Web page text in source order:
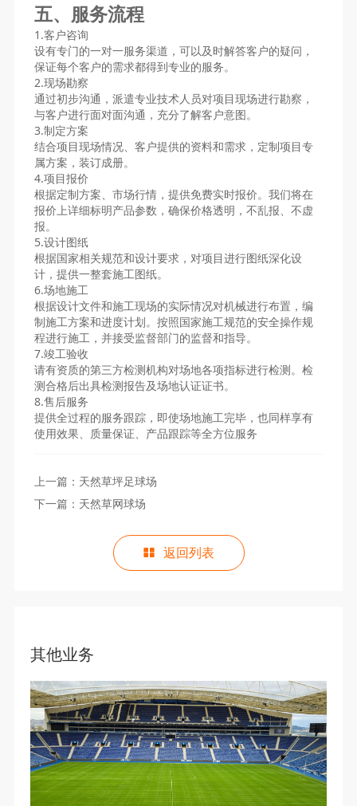
五、服务流程
1.客户咨询
设有专门的一对一服务渠道，可以及时解答客户的疑问，
保证每个客户的需求都得到专业的服务。
2.现场勘察
通过初步沟通，派遣专业技术人员对项目现场进行勘察，
与客户进行面对面沟通，充分了解客户意图。
3.制定方案
结合项目现场情况、客户提供的资料和需求，定制项目专
属方案，装订成册。
4.项目报价
根据定制方案、市场行情，提供免费实时报价。我们将在
报价上详细标明产品参数，确保价格透明，不乱报、不虚
报。
5.设计图纸
根据国家相关规范和设计要求，对项目进行图纸深化设
计，提供一整套施工图纸。
6.场地施工
根据设计文件和施工现场的实际情况对机械进行布置，编
制施工方案和进度计划。按照国家施工规范的安全操作规
程进行施工，并接受监督部门的监督和指导。
7.竣工验收
请有资质的第三方检测机构对场地各项指标进行检测。检
测合格后出具检测报告及场地认证证书。
8.售后服务
提供全过程的服务跟踪，即使场地施工完毕，也同样享有
使用效果、质量保证、产品跟踪等全方位服务
上一篇： 天然草坪足球场
下一篇： 天然草网球场
返回列表
其他业务